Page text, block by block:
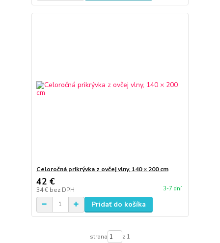
Celoročná prikrývka z ovčej vlny, 140 × 200 cm
42 €
34 € bez DPH 3-7 dní
Pridať do košíka
strana z 1